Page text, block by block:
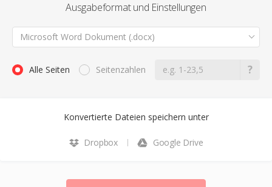
Ausgabeformat und Einstellungen
Microsoft Word Dokument (.docx)
Alle Seiten Seitenzahlen
Konvertierte Dateien speichern unter
Dropbox Google Drive